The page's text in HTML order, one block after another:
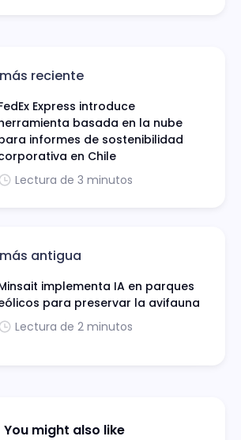
reciente
Express introduce
basada en la nube
informes de sostenibilidad
en Chile
Lectura de 3 minutos
antigua
implementa IA en parques
para preservar la avifauna
Lectura de 2 minutos
You might also like